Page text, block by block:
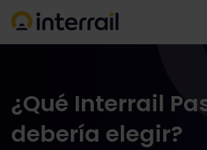
¿Qué Interrail
debería elegir?